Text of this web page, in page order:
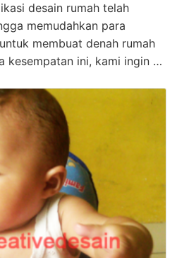
desain rumah telah
memudahkan para
membuat denah rumah
kesempatan ini, kami ingin …